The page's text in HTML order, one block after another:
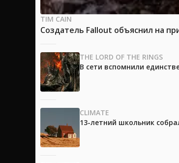
TIM CAIN
Создатель Fallout объяснил на
THE LORD OF THE RINGS
В сети вспомнили
CLIMATE
13-летний школьник